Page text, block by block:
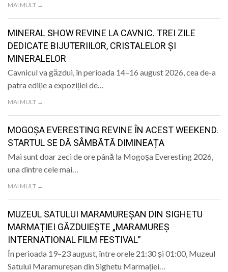
MAI MULT →
MINERAL SHOW REVINE LA CAVNIC. TREI ZILE
DEDICATE BIJUTERIILOR, CRISTALELOR ȘI
MINERALELOR
Cavnicul va găzdui, în perioada 14–16 august 2026, cea de-a
patra ediție a expoziției de…
MAI MULT →
MOGOȘA EVERESTING REVINE ÎN ACEST WEEKEND.
STARTUL SE DĂ SÂMBĂTĂ DIMINEAȚA
Mai sunt doar zeci de ore până la Mogoșa Everesting 2026,
una dintre cele mai…
MAI MULT →
MUZEUL SATULUI MARAMUREȘAN DIN SIGHETU
MARMAȚIEI GĂZDUIEȘTE „MARAMUREȘ
INTERNATIONAL FILM FESTIVAL”
În perioada 19–23 august, între orele 21:30 și 01:00, Muzeul
Satului Maramureșan din Sighetu Marmației…